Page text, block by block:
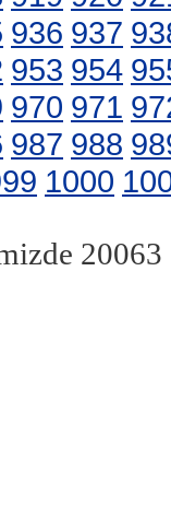
936 937
953 954
970 971
987 988
1000
20063